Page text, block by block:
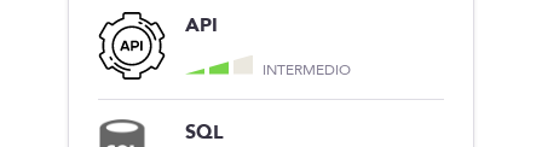
API
INTERMEDIO
SQL